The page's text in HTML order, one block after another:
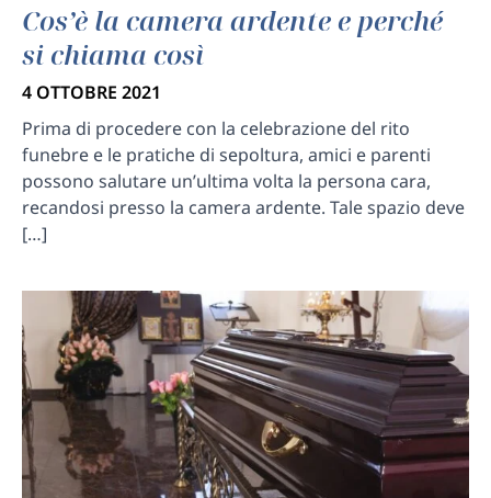
Cos’è la camera ardente e perché
si chiama così
4 OTTOBRE 2021
Prima di procedere con la celebrazione del rito
funebre e le pratiche di sepoltura, amici e parenti
possono salutare un’ultima volta la persona cara,
recandosi presso la camera ardente. Tale spazio deve
[…]